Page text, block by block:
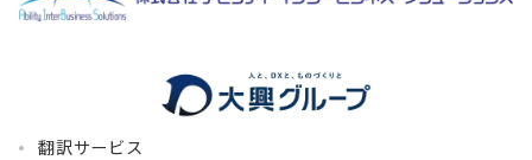
翻訳サービス